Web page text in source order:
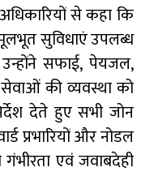
से कहा कि
सुविधाएं उपलब्ध
उन्होंने सफाई, पेयजल,
सेवाओं की व्यवस्था को
देते हुए सभी जोन
प्रभारियों और नोडल
गंभीरता एवं जवाबदेही